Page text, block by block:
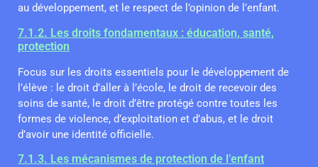
au développement, et le respect de l’opinion de l’enfant.
7.1.2. Les droits fondamentaux : éducation, santé,
protection
Focus sur les droits essentiels pour le développement de
l’élève : le droit d’aller à l’école, le droit de recevoir des
soins de santé, le droit d’être protégé contre toutes les
formes de violence, d’exploitation et d’abus, et le droit
d’avoir une identité officielle.
7.1.3. Les mécanismes de protection de l’enfant